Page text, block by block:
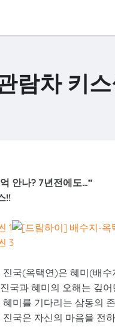
람차 키
안나? 7년전에도…”
!!
국(옥택연)은 혜미(배수
국과 혜미의 오해는 깊
미를 기다리는 삼동의
국은 자신의 마음을 전